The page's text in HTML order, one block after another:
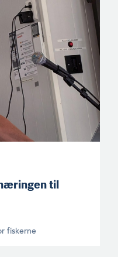
til
fiskerne